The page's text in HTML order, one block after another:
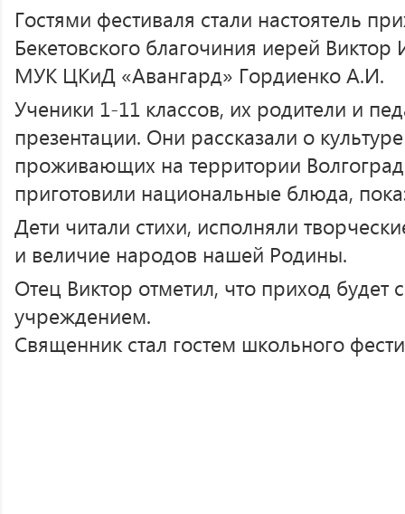
Гостями фестиваля стали настоятель
Бекетовского благочиния иерей
МУК ЦКиД «Авангард» Гордиенко А.И.
Ученики 1-11 классов, их родители и
презентации. Они рассказали о
проживающих на территории
приготовили национальные блюда,
Дети читали стихи, исполняли
и величие народов нашей Родины.
Отец Виктор отметил, что приход будет
учреждением.
Священник стал гостем школьного